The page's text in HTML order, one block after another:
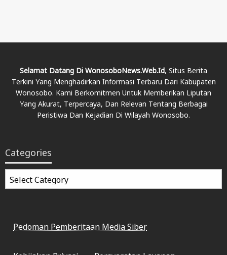
Selamat Datang Di WonosoboNews.web.id, Situs Berita
Terkini Yang Menghadirkan Informasi Terbaru Dari Kabupaten
Wonosobo. Kami Berkomitmen Untuk Memberikan Liputan
Yang Akurat, Terpercaya, Dan Relevan Tentang Berbagai
Peristiwa Dan Kejadian Di Wilayah Wonosobo.
Categories
Categories
Pedoman Pemberitaan Media Siber